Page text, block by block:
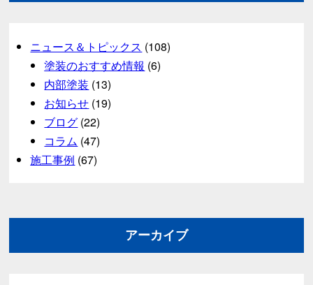
ニュース＆トピックス (108)
塗装のおすすめ情報 (6)
内部塗装 (13)
お知らせ (19)
ブログ (22)
コラム (47)
施工事例 (67)
アーカイブ